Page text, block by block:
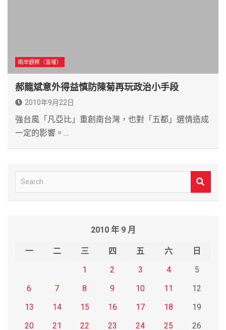
兩岸觀察（富權）
郝龍斌意外得益慎防陳菊再玩政治小手段
2010年9月22日
強台風「凡亞比」重創南台灣，也對「五都」選情造成
一定的影響。…
e
2010 年 9 月
一 二 三 四 五 六
日
1
2 3 4
5
6
7 8 9 10 11
12
13
14 15 16 17 18
19
20
21 22 23 24 25
26